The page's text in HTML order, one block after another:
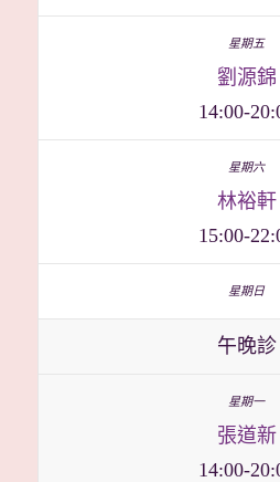
劉源錦
14:00-
林裕軒
15:00-
午晚診
張道新
14:00-